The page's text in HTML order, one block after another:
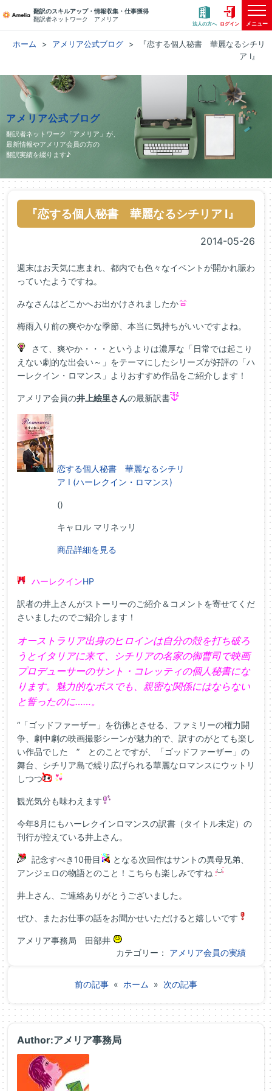
翻訳のスキルアップ・情報収集・仕事獲得
翻訳者ネットワーク アメリア
法人の方へ ログイン メニュー
ホーム アメリア公式ブログ
『恋する個人秘書 華麗なるシチリ
ア Ⅰ』
アメリア公式ブログ
翻訳者ネットワーク「アメリア」が、
最新情報やアメリア会員の方の
翻訳実績を綴ります♪
『恋する個人秘書 華麗なるシチリア Ⅰ』
2014-05-26
週末はお天気に恵まれ、都内でも色々なイベントが開かれ賑わ
っていたようですね。
みなさんはどこかへお出かけされましたか
梅雨入り前の爽やかな季節、本当に気持ちがいいですよね。
さて、爽やか・・・というよりは濃厚な「日常では起こり
えない劇的な出会い～」をテーマにしたシリーズが好評の「ハ
ーレクイン・ロマンス」よりおすすめ作品をご紹介します！
アメリア会員の井上絵里さんの最新訳書
恋する個人秘書 華麗なるシチリ
ア Ⅰ (ハーレクイン・ロマンス)
()
キャロル マリネッリ
商品詳細を見る
ハーレクインHP
訳者の井上さんがストーリーのご紹介＆コメントを寄せてくだ
さいましたのでご紹介します！
オーストラリア出身のヒロインは自分の殻を打ち破ろ
うとイタリアに来て、シチリアの名家の御曹司で映画
プロデューサーのサント・コレッティの個人秘書にな
ります。魅力的なボスでも、親密な関係にはならない
と誓ったのに……。
“「ゴッドファーザー」を彷彿とさせる、ファミリーの権力闘
争、劇中劇の映画撮影シーンが魅力的で、訳すのがとても楽し
い作品でした ” とのことですが、「ゴッドファーザー」の
舞台、シチリア島で繰り広げられる華麗なロマンスにウットリ
しつつ
観光気分も味わえます
今年8月にもハーレクインロマンスの訳書（タイトル未定）の
刊行が控えている井上さん。
記念すべき10冊目
となる次回作はサントの異母兄弟、
アンジェロの物語とのこと！こちらも楽しみですね
井上さん、ご連絡ありがとうございました。
ぜひ、またお仕事の話をお聞かせいただけると嬉しいです
アメリア事務局 田部井
カテゴリー： アメリア会員の実績
前の記事 « ホーム » 次の記事
Author:アメリア事務局